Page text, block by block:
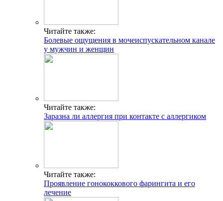
Читайте также:
Болевые ощущения в мочеиспускательном канале
у мужчин и женщин
Читайте также:
Заразна ли аллергия при контакте с аллергиком
Читайте также:
Проявление гонококкового фарингита и его
лечение